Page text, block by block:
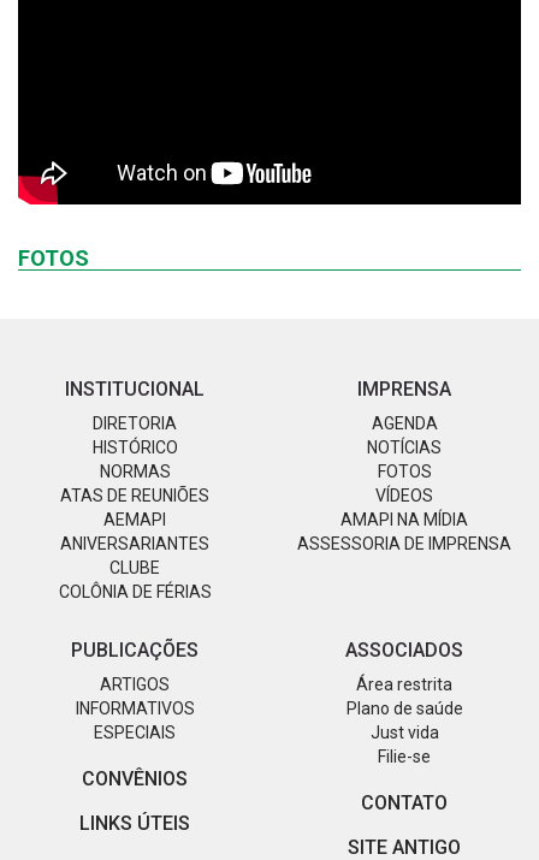
FOTOS
INSTITUCIONAL
DIRETORIA
HISTÓRICO
NORMAS
ATAS DE REUNIÕES
AEMAPI
ANIVERSARIANTES
CLUBE
COLÔNIA DE FÉRIAS
IMPRENSA
AGENDA
NOTÍCIAS
FOTOS
VÍDEOS
AMAPI NA MÍDIA
ASSESSORIA DE IMPRENSA
PUBLICAÇÕES
ARTIGOS
INFORMATIVOS
ESPECIAIS
CONVÊNIOS
LINKS ÚTEIS
ASSOCIADOS
Área restrita
Plano de saúde
Just vida
Filie-se
CONTATO
SITE ANTIGO